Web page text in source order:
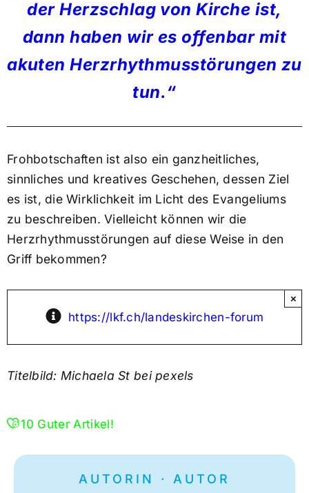
der Herzschlag von Kirche ist,
dann haben wir es offenbar mit
akuten Herzrhythmusstörungen zu
tun.“
Frohbotschaften ist also ein ganzheitliches,
sinnliches und kreatives Geschehen, dessen Ziel
es ist, die Wirklichkeit im Licht des Evangeliums
zu beschreiben. Vielleicht können wir die
Herzrhythmusstörungen auf diese Weise in den
Griff bekommen?
https://lkf.ch/landeskirchen-forum
×
Titelbild: Michaela St bei pexels
10 Guter Artikel!
AUTORIN · AUTOR